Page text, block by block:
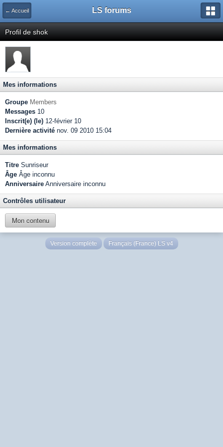
← Accueil LS forums
Profil de shok
Mes informations
Groupe Members
Messages 10
Inscrit(e) (le) 12-février 10
Dernière activité nov. 09 2010 15:04
Mes informations
Titre Sunriseur
Âge Âge inconnu
Anniversaire Anniversaire inconnu
Contrôles utilisateur
Mon contenu
Version complète Français (France) LS v4